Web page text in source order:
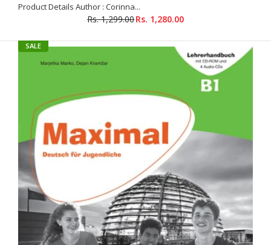
Magnet neu A1 Deutsch für junge Lernende Lehrerheft
(Teacher's Booklet)
Rs. 1,760.00Rs. 1,740.00
Product Details Author : Corinna...
Rs. 1,299.00Rs. 1,280.00
SALE